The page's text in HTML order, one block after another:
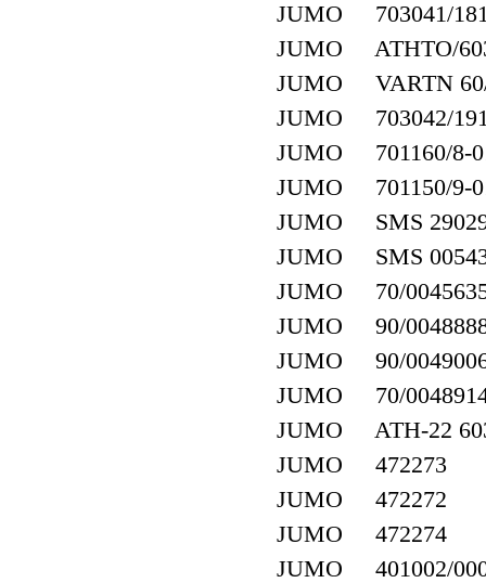
JUMO 703041/
JUMO ATHTO/
JUMO VARTN 60/
JUMO 703042/
JUMO 701160/8-
JUMO 701150/9-
JUMO SMS
JUMO SMS
JUMO 70/
JUMO 90/
JUMO 90/
JUMO 70/
JUMO ATH-22
JUMO 472273
JUMO 472272
JUMO 472274
JUMO 401002/